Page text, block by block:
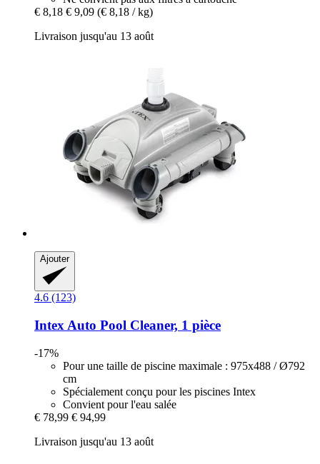
€ 8,18 € 9,09 (€ 8,18 / kg)
Livraison jusqu'au 13 août
Ajouter
4.6 (123)
Intex Auto Pool Cleaner, 1 pièce
-17%
Pour une taille de piscine maximale : 975x488 / Ø792
cm
Spécialement conçu pour les piscines Intex
Convient pour l'eau salée
€ 78,99 € 94,99
Livraison jusqu'au 13 août